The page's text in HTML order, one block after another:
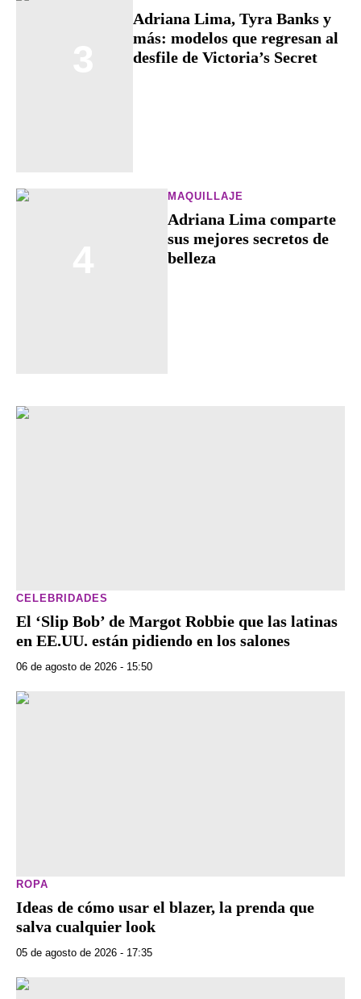
Adriana Lima, Tyra Banks y
más: modelos que regresan al
desfile de Victoria’s Secret
MAQUILLAJE
Adriana Lima comparte
sus mejores secretos de
belleza
CELEBRIDADES
El ‘Slip Bob’ de Margot Robbie que las latinas
en EE.UU. están pidiendo en los salones
06 de agosto de 2026 - 15:50
ROPA
Ideas de cómo usar el blazer, la prenda que
salva cualquier look
05 de agosto de 2026 - 17:35